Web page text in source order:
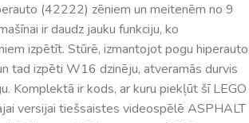
(42222) zēniem un meitenēm no 9
ir daudz jauku funkciju, ko
izpētīt. Stūrē, izmantojot pogu hiperauto
tad izpēti W16 dzinēju, atveramās durvis
Komplektā ir kods, ar kuru piekļūt šī LEGO
versijai tiešsaistes videospēlē ASPHALT